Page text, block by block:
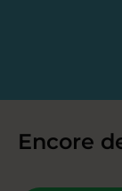
Encore